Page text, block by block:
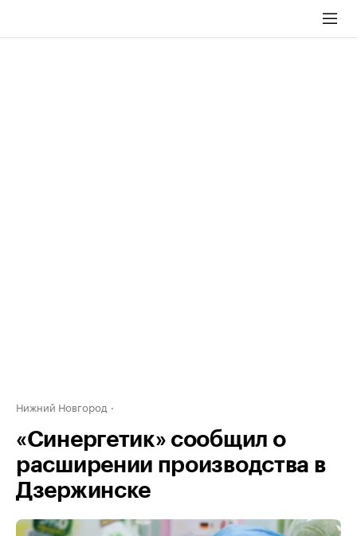
Нижний Новгород
«Синергетик» сообщил о
расширении производства в
Дзержинске